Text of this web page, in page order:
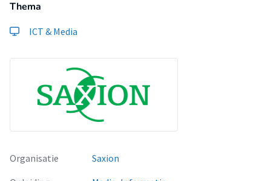
Thema
ICT & Media
Organisatie
Saxion